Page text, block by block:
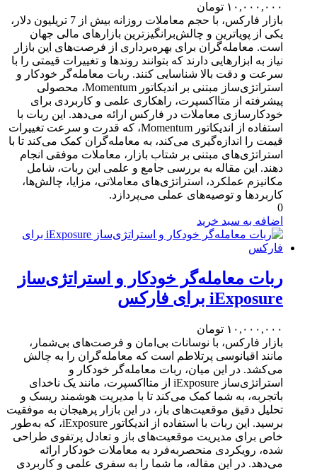
۱۰,۰۰۰,۰۰۰ تومان
بازار فارکس، با حجم معاملات روزانه بیش از 7 تریلیون دلار،
یکی از پویاترین و چالش‌برانگیزترین بازارهای مالی جهان
است. معامله‌گران برای بهره‌برداری از فرصت‌های این بازار
نیاز به ابزارهایی دارند که بتوانند روندها و تغییرات قیمتی را با
سرعت و دقت بالا شناسایی کنند. ربات معامله‌گر خودکار و
استراتژی‌ساز مبتنی بر اندیکاتور Momentum، محصولی
پیشرفته از متااکسپرت، راهکاری علمی و کاربردی برای
خودکارسازی معاملات در فارکس ارائه می‌دهد. این ربات با
استفاده از اندیکاتور Momentum، که قدرت و سرعت تغییرات
قیمت را اندازه‌گیری می‌کند، به معامله‌گران کمک می‌کند تا با
استراتژی‌های مبتنی بر شتاب بازار، معاملات موفقی انجام
دهند. این مقاله به بررسی جامع و علمی این ربات، شامل
مکانیزم عملکرد، استراتژی‌های معاملاتی، مزایا، چالش‌ها،
کاربردها و توصیه‌های عملی می‌پردازد.
0
اضافه به سبد خرید
ربات معامله‌گر خودکار و استراتژی‌ساز
iExposure برای فارکس
۱۰,۰۰۰,۰۰۰ تومان
بازار فارکس، با نوسانات بی‌امان و فرصت‌های بی‌شمار،
مانند اقیانوسی پرتلاطم است که معامله‌گران را به چالش
می‌کشد. در این میان، ربات معامله‌گر خودکار و
استراتژی‌ساز iExposure از متااکسپرت، مانند یک ناخدای
باتجربه، به شما کمک می‌کند تا با مدیریت هوشمند ریسک و
تحلیل دقیق موقعیت‌های باز، در این بازار پرهیجان به موفقیت
برسید. این ربات با استفاده از اندیکاتور iExposure، که به‌طور
خاص برای مدیریت موقعیت‌های باز و تعادل پرتفوی طراحی
شده، رویکردی منحصربه‌فرد به معاملات خودکار ارائه
می‌دهد. در این مقاله، ما شما را به سفری علمی و کاربردی